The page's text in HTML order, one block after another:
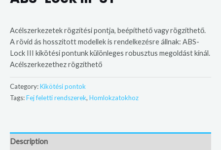
Acélszerkezetek rögzítési pontja, beépíthető vagy rögzíthető.
A rövid ás hosszított modellek is rendelkezésre állnak: ABS-
Lock III kikötési pontunk különleges robusztus megoldást kínál.
Acélszerkezethez rögzíthető
Category:Kikötési pontok
Tags:Fej feletti rendszerek, Homlokzatokhoz
Description